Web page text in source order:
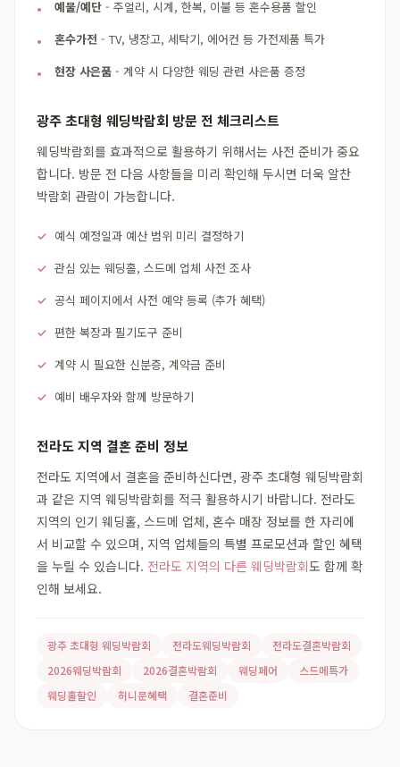
예물/예단 - 주얼리, 시계, 한복, 이불 등 혼수용품 할인
혼수가전 - TV, 냉장고, 세탁기, 에어컨 등 가전제품 특가
현장 사은품 - 계약 시 다양한 웨딩 관련 사은품 증정
광주 초대형 웨딩박람회 방문 전 체크리스트
웨딩박람회를 효과적으로 활용하기 위해서는 사전 준비가 중요
합니다. 방문 전 다음 사항들을 미리 확인해 두시면 더욱 알찬
박람회 관람이 가능합니다.
예식 예정일과 예산 범위 미리 결정하기
관심 있는 웨딩홀, 스드메 업체 사전 조사
공식 페이지에서 사전 예약 등록 (추가 혜택)
편한 복장과 필기도구 준비
계약 시 필요한 신분증, 계약금 준비
예비 배우자와 함께 방문하기
전라도 지역 결혼 준비 정보
전라도 지역에서 결혼을 준비하신다면, 광주 초대형 웨딩박람회
과 같은 지역 웨딩박람회를 적극 활용하시기 바랍니다. 전라도
지역의 인기 웨딩홀, 스드메 업체, 혼수 매장 정보를 한 자리에
서 비교할 수 있으며, 지역 업체들의 특별 프로모션과 할인 혜택
을 누릴 수 있습니다. 전라도 지역의 다른 웨딩박람회도 함께 확
인해 보세요.
광주 초대형 웨딩박람회 전라도웨딩박람회
전라도결혼박람회
2026웨딩박람회
2026결혼박람회 웨딩페어
스드메특가
웨딩홀할인
허니문혜택 결혼준비